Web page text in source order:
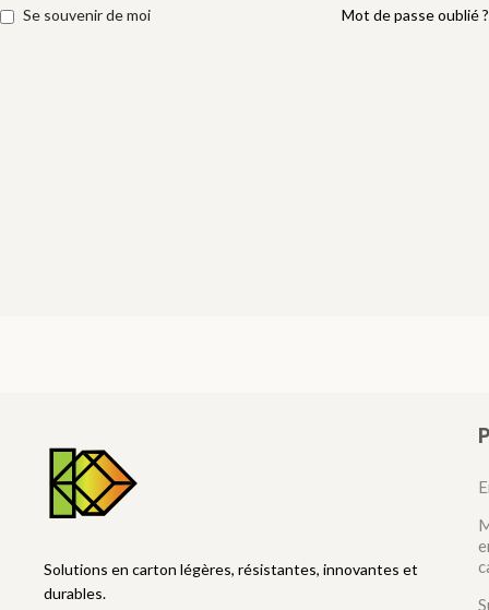
Mot de passe oublié ?
Se souvenir de moi
Solutions en carton légères, résistantes, innovantes et
durables.